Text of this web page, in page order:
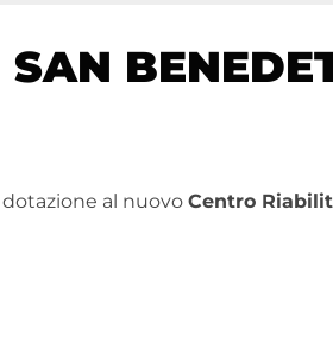
al nuovo Centro